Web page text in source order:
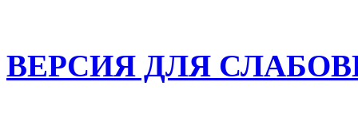
ВЕРСИЯ ДЛЯ